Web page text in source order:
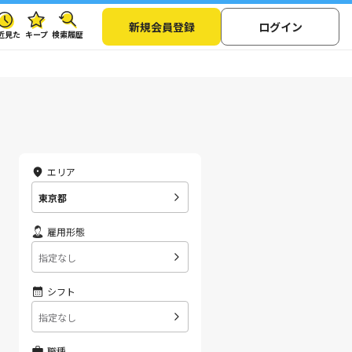
見た キープ 検索履歴 新規会員登録 ログイン
エリア
東京都
雇用形態
指定なし
シフト
指定なし